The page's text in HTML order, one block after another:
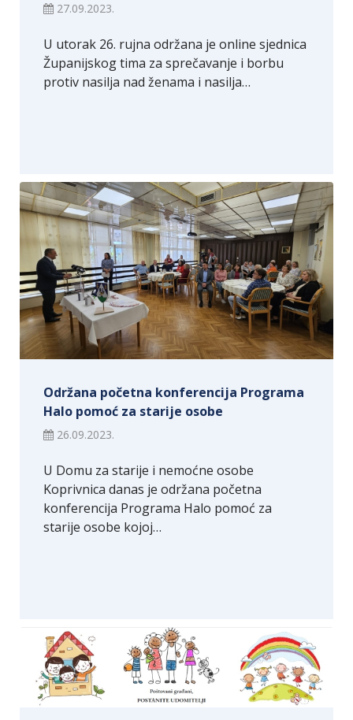
27.09.2023.
U utorak 26. rujna održana je online sjednica
Županijskog tima za sprečavanje i borbu
protiv nasilja nad ženama i nasilja…
Održana početna konferencija Programa
Halo pomoć za starije osobe
26.09.2023.
U Domu za starije i nemoćne osobe
Koprivnica danas je održana početna
konferencija Programa Halo pomoć za
starije osobe kojoj…